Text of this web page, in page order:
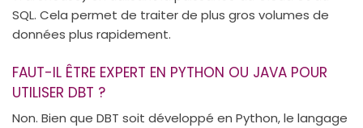
SQL. Cela permet de traiter de plus gros volumes de
données plus rapidement.
FAUT-IL ÊTRE EXPERT EN PYTHON OU JAVA POUR
UTILISER DBT ?
Non. Bien que DBT soit développé en Python, le langage